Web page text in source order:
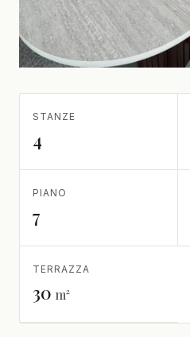
STANZE
4
PIANO
7
TERRAZZA
30 m²